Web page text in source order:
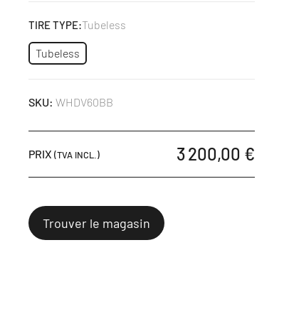
TIRE TYPE:Tubeless
Tubeless
SKU: WHDV60BB
PRIX (TVA INCL.) 3 200,00 €
Trouver le magasin